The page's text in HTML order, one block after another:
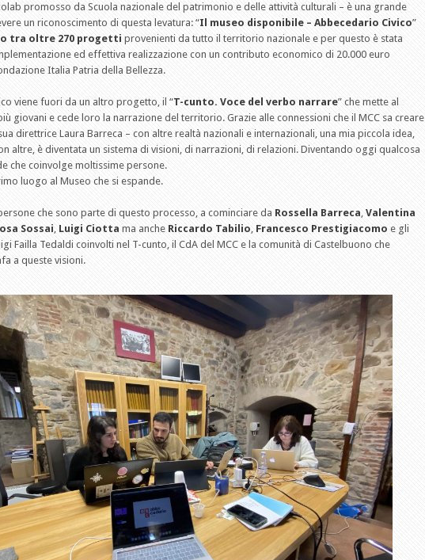
promosso da Scuola nazionale del patrimonio e delle attività culturali – è una grande
un riconoscimento di questa levatura: “Il museo disponibile – Abbecedario Civico”
tra oltre 270 progetti provenienti da tutto il territorio nazionale e per questo è stata
ed effettiva realizzazione con un contributo economico di 20.000 euro
Italia Patria della Bellezza.
viene fuori da un altro progetto, il “T-cunto. Voce del verbo narrare” che mette al
giovani e cede loro la narrazione del territorio. Grazie alle connessioni che il MCC sa creare
direttrice Laura Barreca – con altre realtà nazionali e internazionali, una mia piccola idea,
altre, è diventata un sistema di visioni, di narrazioni, di relazioni. Diventando oggi qualcosa
che coinvolge moltissime persone.
luogo al Museo che si espande.
che sono parte di questo processo, a cominciare da Rossella Barreca, Valentina
Sossai, Luigi Ciotta ma anche Riccardo Tabilio, Francesco Prestigiacomo e gli
Failla Tedaldi coinvolti nel T-cunto, il CdA del MCC e la comunità di Castelbuono che
a queste visioni.